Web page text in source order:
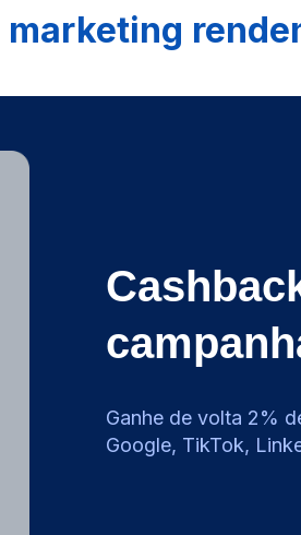
Ganhe de volta 2%
Google, TikTok,